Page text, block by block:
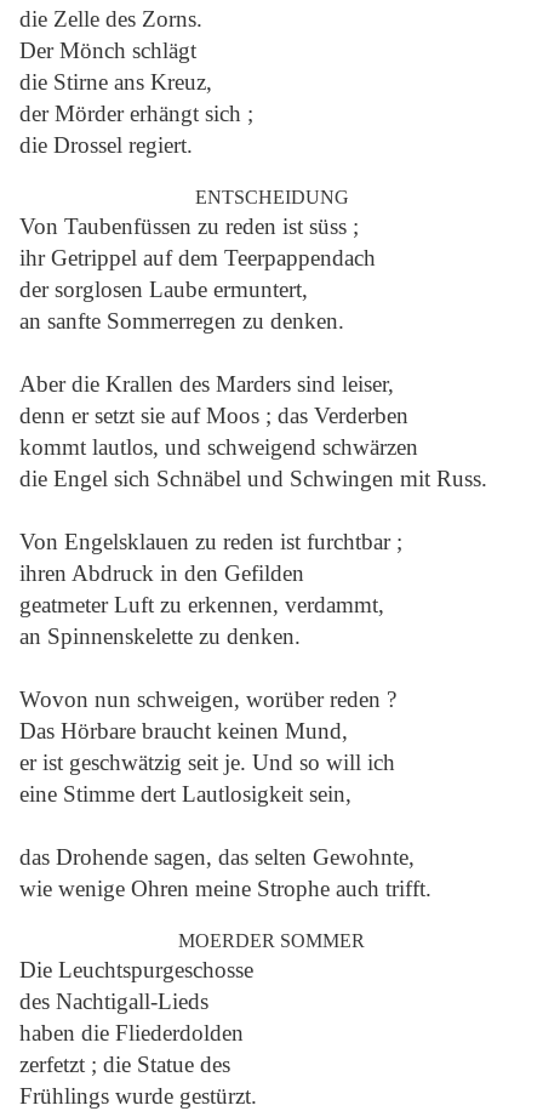
die Zelle des Zorns.
Der Mönch schlägt
die Stirne ans Kreuz,
der Mörder erhängt sich ;
die Drossel regiert.
ENTSCHEIDUNG
Von Taubenfüssen zu reden ist süss ;
ihr Getrippel auf dem Teerpappendach
der sorglosen Laube ermuntert,
an sanfte Sommerregen zu denken.
Aber die Krallen des Marders sind leiser,
denn er setzt sie auf Moos ; das Verderben
kommt lautlos, und schweigend schwärzen
die Engel sich Schnäbel und Schwingen mit Russ.
Von Engelsklauen zu reden ist furchtbar ;
ihren Abdruck in den Gefilden
geatmeter Luft zu erkennen, verdammt,
an Spinnenskelette zu denken.
Wovon nun schweigen, worüber reden ?
Das Hörbare braucht keinen Mund,
er ist geschwätzig seit je. Und so will ich
eine Stimme dert Lautlosigkeit sein,
das Drohende sagen, das selten Gewohnte,
wie wenige Ohren meine Strophe auch trifft.
MOERDER SOMMER
Die Leuchtspurgeschosse
des Nachtigall-Lieds
haben die Fliederdolden
zerfetzt ; die Statue des
Frühlings wurde gestürzt.